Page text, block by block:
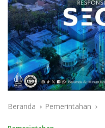
Beranda Pemerintahan